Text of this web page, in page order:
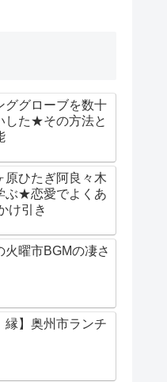
ググローブを数十
した★その方法と
原ひたぎ阿良々木
ぶ★恋愛でよくあ
け引き
火曜市BGMの凄さ
縁】奥州市ランチ